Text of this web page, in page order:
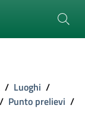
/ Luoghi /
/ Punto prelievi /